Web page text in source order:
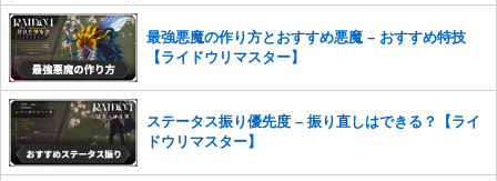
最強悪魔の作り方とおすすめ悪魔 – おすすめ特技
【ライドウリマスター】
ステータス振り優先度 – 振り直しはできる？【ライ
ドウリマスター】